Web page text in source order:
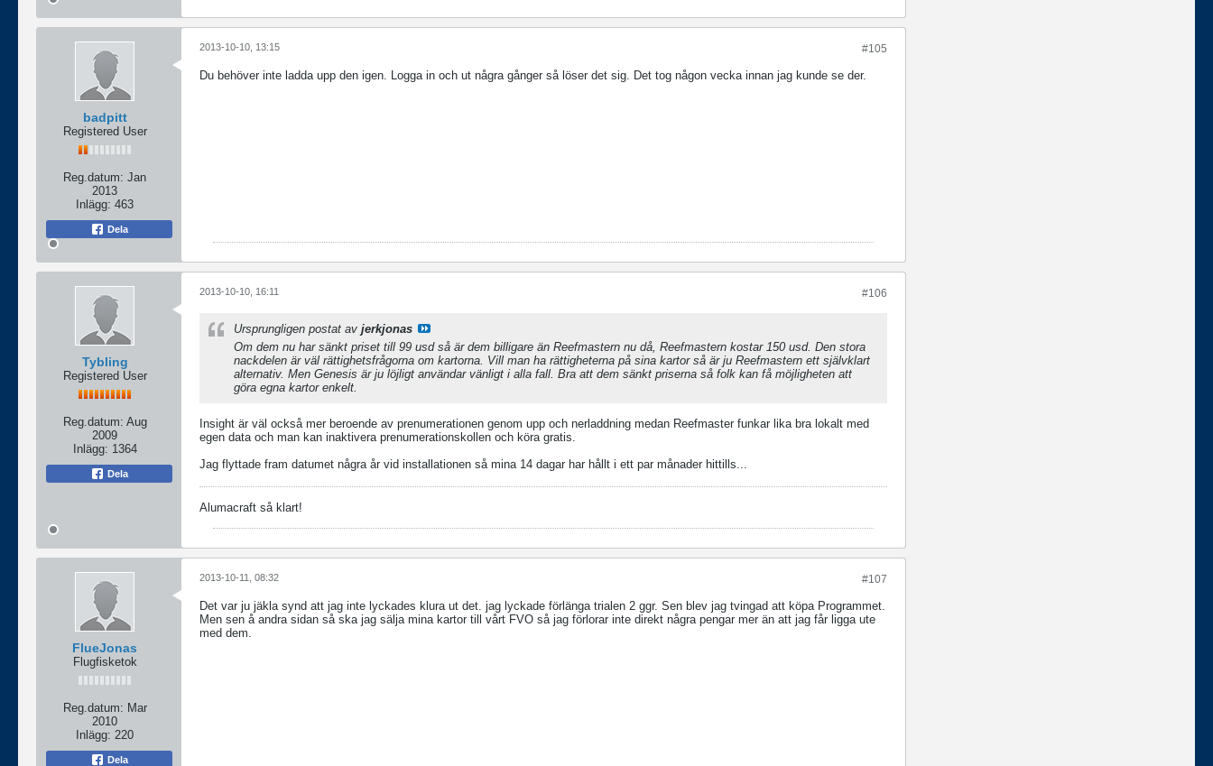
badpitt
Registered User
Reg.datum: Jan
2013
Inlägg: 463
Dela
#105
2013-10-10, 13:15
Du behöver inte ladda upp den igen. Logga in och ut några gånger så löser det sig. Det tog någon vecka innan jag kunde se der.
Tybling
Registered User
Reg.datum: Aug
2009
Inlägg: 1364
Dela
#106
2013-10-10, 16:11
Ursprungligen postat av jerkjonas
Om dem nu har sänkt priset till 99 usd så är dem billigare än Reefmastern nu då, Reefmastern kostar 150 usd. Den stora
nackdelen är väl rättighetsfrågorna om kartorna. Vill man ha rättigheterna på sina kartor så är ju Reefmastern ett självklart
alternativ. Men Genesis är ju löjligt användar vänligt i alla fall. Bra att dem sänkt priserna så folk kan få möjligheten att
göra egna kartor enkelt.
Insight är väl också mer beroende av prenumerationen genom upp och nerladdning medan Reefmaster funkar lika bra lokalt med
egen data och man kan inaktivera prenumerationskollen och köra gratis.
Jag flyttade fram datumet några år vid installationen så mina 14 dagar har hållt i ett par månader hittills...
Alumacraft så klart!
FlueJonas
Flugfisketok
Reg.datum: Mar
2010
Inlägg: 220
Dela
#107
2013-10-11, 08:32
Det var ju jäkla synd att jag inte lyckades klura ut det. jag lyckade förlänga trialen 2 ggr. Sen blev jag tvingad att köpa Programmet.
Men sen å andra sidan så ska jag sälja mina kartor till vårt FVO så jag förlorar inte direkt några pengar mer än att jag får ligga ute
med dem.